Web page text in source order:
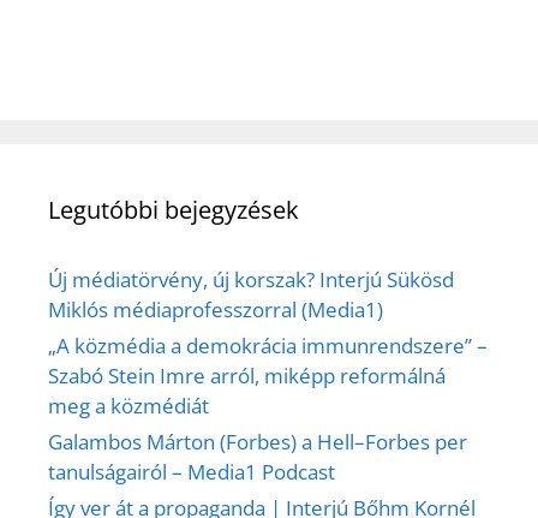
Legutóbbi bejegyzések
Új médiatörvény, új korszak? Interjú Sükösd
Miklós médiaprofesszorral (Media1)
„A közmédia a demokrácia immunrendszere” –
Szabó Stein Imre arról, miképp reformálná
meg a közmédiát
Galambos Márton (Forbes) a Hell–Forbes per
tanulságairól – Media1 Podcast
Így ver át a propaganda | Interjú Bőhm Kornél